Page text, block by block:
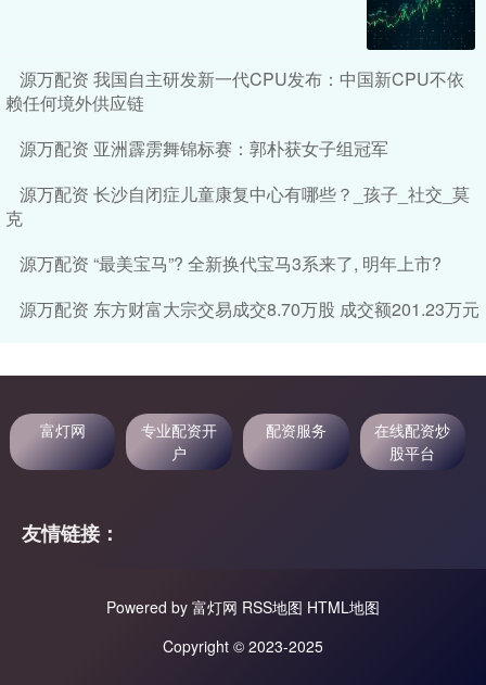
源万配资 我国自主研发新一代CPU发布：中国新CPU不依
赖任何境外供应链
源万配资 亚洲霹雳舞锦标赛：郭朴获女子组冠军
源万配资 长沙自闭症儿童康复中心有哪些？_孩子_社交_莫
克
源万配资 “最美宝马”? 全新换代宝马3系来了, 明年上市?
源万配资 东方财富大宗交易成交8.70万股 成交额201.23万元
富灯网
专业配资开
户
配资服务
在线配资炒
股平台
友情链接：
Powered by 富灯网 RSS地图 HTML地图
Copyright © 2023-2025